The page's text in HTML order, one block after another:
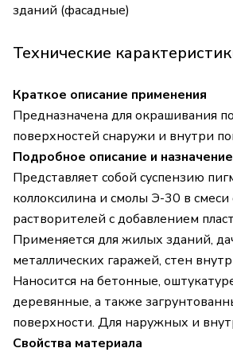
зданий (фасадные)
Технические
Краткое описание применения
Предназначена для окрашивания
поверхностей снаружи и внутри
Подробное описание и назначение
Представляет собой суспензию
коллоксилина и смолы Э-30 в смеси
растворителей с добавлением
Применяется для жилых зданий,
металлических гаражей, стен
Наносится на бетонные,
деревянные, а также
поверхности. Для наружных и
Свойства материала